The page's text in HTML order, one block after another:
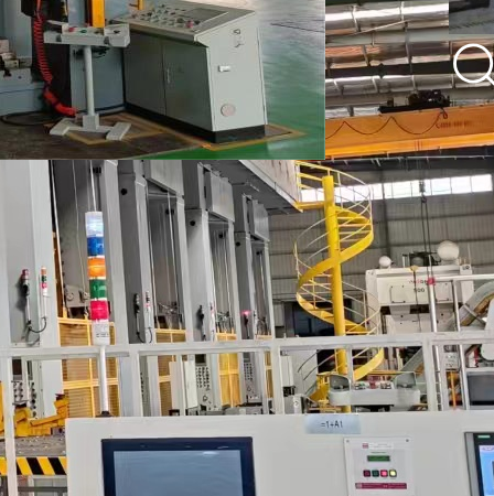
用户服务、维修热线：2129630
扫一扫关注我们 了解新鲜资讯
版权所有 ©88038威尼斯检测中
心 All Right Reserved.浙ICP备
16038551号
浙公网安备
33059102000421 本站关键字：
通用液压机、金属板材成形液压
机、金属体积成形液压机